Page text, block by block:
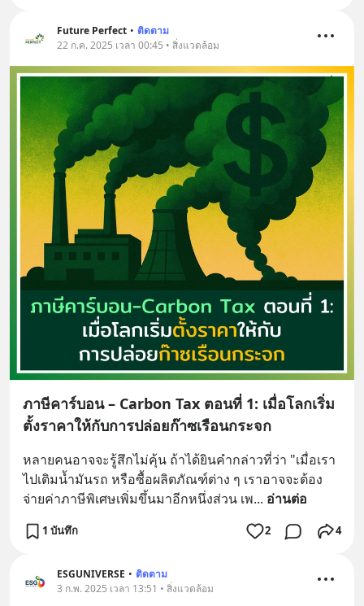
Future Perfect • ติดตาม
22 ก.ค. 2025 เวลา 00:45 • สิ่งแวดล้อม
ภาษีคาร์บอน – Carbon Tax ตอนที่ 1: เมื่อโลกเริ่ม
ตั้งราคาให้กับการปล่อยก๊าซเรือนกระจก
หลายคนอาจจะรู้สึกไม่คุ้น ถ้าได้ยินคำกล่าวที่ว่า "เมื่อเรา
ไปเติมน้ำมันรถ หรือซื้อผลิตภัณฑ์ต่าง ๆ เราอาจจะต้อง
จ่ายค่าภาษีพิเศษเพิ่มขึ้นมาอีกหนึ่งส่วน เพ... อ่านต่อ
1 บันทึก 2 4
ESGUNIVERSE • ติดตาม
3 ก.พ. 2025 เวลา 13:51 • สิ่งแวดล้อม